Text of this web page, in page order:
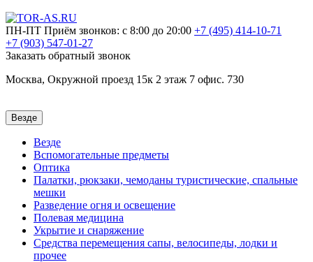
ПН-ПТ Приём звонков: с 8:00 до 20:00 +7 (495) 414-10-71
+7 (903) 547-01-27
Заказать обратный звонок
Москва, Окружной проезд 15к 2 этаж 7 офис. 730
Везде
Везде
Вспомогательные предметы
Оптика
Палатки, рюкзаки, чемоданы туристические, спальные
мешки
Разведение огня и освещение
Полевая медицина
Укрытие и снаряжение
Средства перемещения сапы, велосипеды, лодки и
прочее